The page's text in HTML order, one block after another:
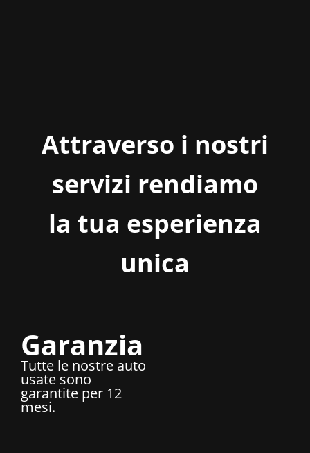
Attraverso i nostri
servizi rendiamo
la tua esperienza
unica
Garanzia
Tutte le nostre auto
usate sono
garantite per 12
mesi.